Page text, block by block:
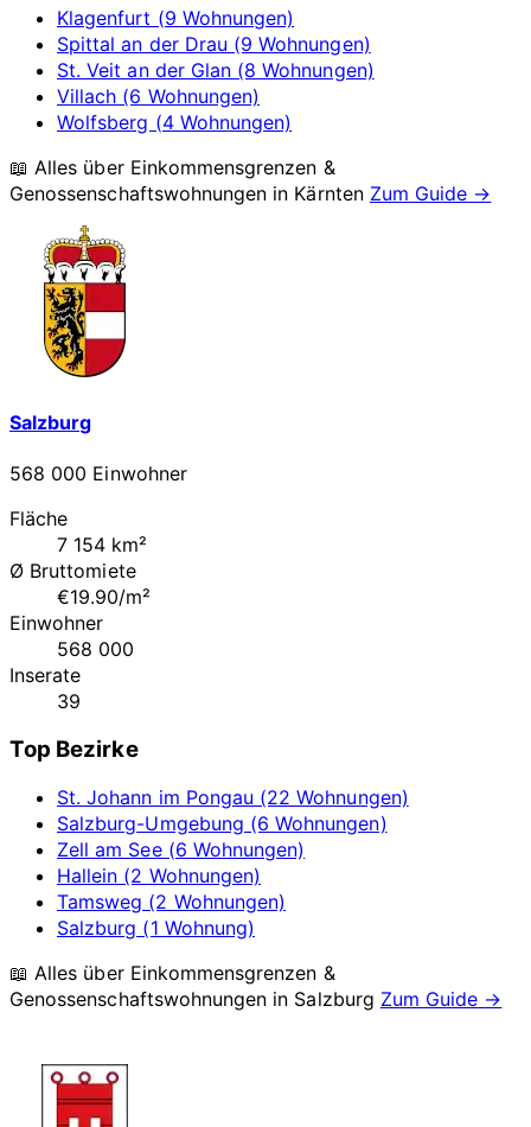
Klagenfurt (9 Wohnungen)
Spittal an der Drau (9 Wohnungen)
St. Veit an der Glan (8 Wohnungen)
Villach (6 Wohnungen)
Wolfsberg (4 Wohnungen)
📖 Alles über Einkommensgrenzen &
Genossenschaftswohnungen in Kärnten Zum Guide →
Salzburg
568 000 Einwohner
Fläche
7 154 km²
Ø Bruttomiete
€19.90/m²
Einwohner
568 000
Inserate
39
Top Bezirke
St. Johann im Pongau (22 Wohnungen)
Salzburg-Umgebung (6 Wohnungen)
Zell am See (6 Wohnungen)
Hallein (2 Wohnungen)
Tamsweg (2 Wohnungen)
Salzburg (1 Wohnung)
📖 Alles über Einkommensgrenzen &
Genossenschaftswohnungen in Salzburg Zum Guide →